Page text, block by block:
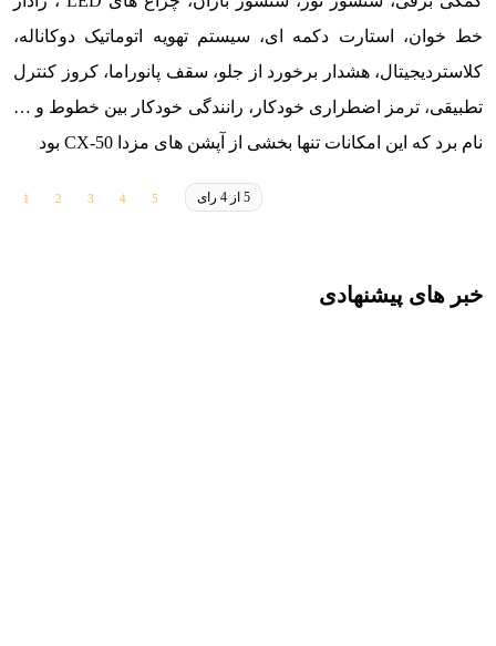
خط خوان، استارت دکمه ای، سیستم تهویه اتوماتیک دوکاناله،
کلاستردیجیتال، هشدار برخورد از جلو، سقف پانوراما، کروز کنترل
تطبیقی، ترمز اضطراری خودکار، رانندگی خودکار بین خطوط و …
نام برد که این امکانات تنها بخشی از آپشن های مزدا CX-50 بود
5 از 4 رای
خبر های پیشنهادی